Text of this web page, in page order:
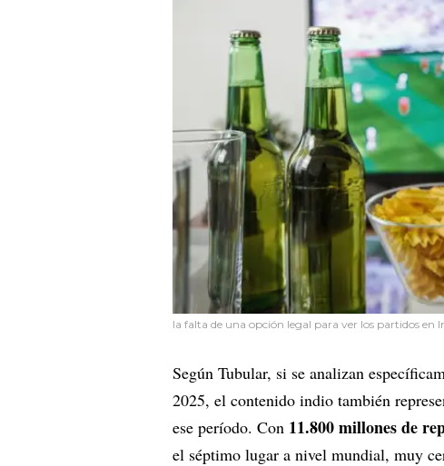
la falta de una opción legal para ver los partidos
Según Tubular, si se analizan
2025, el contenido indio también
ese período. Con 11.800 millones de
el séptimo lugar a nivel mundial, muy